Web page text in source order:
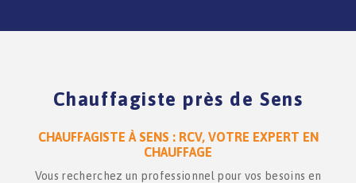
Chauffagiste près de Sens
CHAUFFAGISTE À SENS : RCV, VOTRE EXPERT EN
CHAUFFAGE
Vous recherchez un professionnel pour vos besoins en